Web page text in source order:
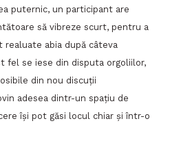
puternic, un participant are
să vibreze scurt, pentru a
abia după câteva
fel se iese din disputa orgoliilor,
din nou discuții
adesea dintr-un spațiu de
își pot găsi locul chiar și într-o